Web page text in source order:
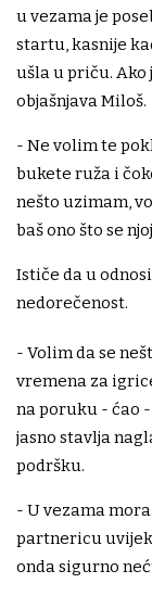
u vezama je
startu, kasnije
ušla u priču. Ako
objašnjava Miloš.
- Ne volim te
bukete ruža i
nešto uzimam,
baš ono što se
Ističe da u
nedorečenost.
- Volim da se
vremena za
na poruku - ćao
jasno stavlja
podršku.
- U vezama
partnericu uvijek
onda sigurno